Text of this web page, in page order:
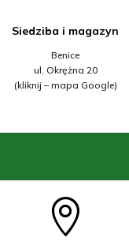
Siedziba i magazyn
Benice
ul. Okrężna 20
(kliknij – mapa Google)
